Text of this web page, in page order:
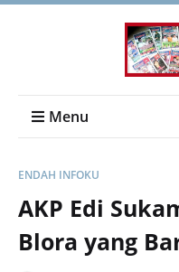
Menu
ENDAH INFOKU
AKP Edi
Blora yang